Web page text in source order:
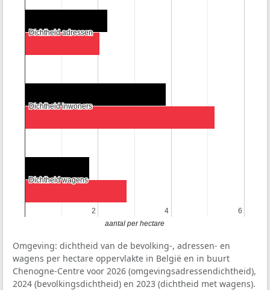
2
2 4
4 6
6
Dichtheid adressen
Dichtheid adressen
Dichtheid inwoners
Dichtheid inwoners
Dichtheid wagens
Dichtheid wagens
aantal per hectare
Omgeving: dichtheid van de bevolking-, adressen- en
wagens per hectare oppervlakte in België en in buurt
Chenogne-Centre voor 2026 (omgevingsadressendichtheid),
2024 (bevolkingsdichtheid) en 2023 (dichtheid met wagens).